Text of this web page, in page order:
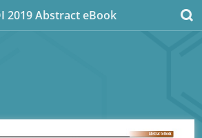
2019 Abstract eBook